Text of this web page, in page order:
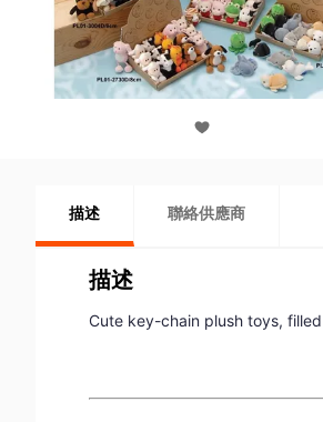
描述 聯絡供應商
描述
Cute key-chain plush toys,